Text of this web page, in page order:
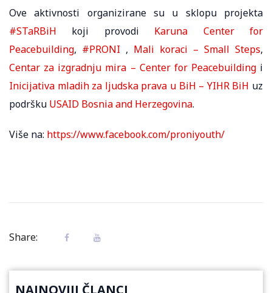
Ove aktivnosti organizirane su u sklopu projekta
#STaRBiH koji provodi Karuna Center for
Peacebuilding, #PRONI , Mali koraci – Small Steps,
Centar za izgradnju mira – Center for Peacebuildingi
Inicijativa mladih za ljudska prava u BiH – YIHR BiH uz
podršku USAID Bosnia and Herzegovina.
Više na: https://www.facebook.com/proniyouth/
Share:
NAJNOVIJI ČLANCI